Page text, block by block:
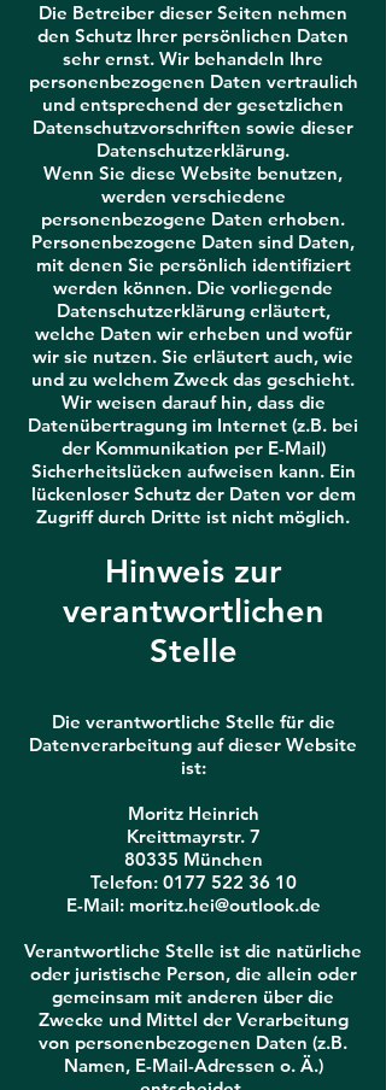
Die Betreiber dieser Seiten nehmen
den Schutz Ihrer persönlichen Daten
sehr ernst. Wir behandeln Ihre
personenbezogenen Daten vertraulich
und entsprechend der gesetzlichen
Datenschutzvorschriften sowie dieser
Datenschutzerklärung.
Wenn Sie diese Website benutzen,
werden verschiedene
personenbezogene Daten erhoben.
Personenbezogene Daten sind Daten,
mit denen Sie persönlich identifiziert
werden können. Die vorliegende
Datenschutzerklärung erläutert,
welche Daten wir erheben und wofür
wir sie nutzen. Sie erläutert auch, wie
und zu welchem Zweck das geschieht.
Wir weisen darauf hin, dass die
Datenübertragung im Internet (z.B. bei
der Kommunikation per E-Mail)
Sicherheitslücken aufweisen kann. Ein
lückenloser Schutz der Daten vor dem
Zugriff durch Dritte ist nicht möglich.
Hinweis zur
verantwortlichen
Stelle
Die verantwortliche Stelle für die
Datenverarbeitung auf dieser Website
ist:
Moritz Heinrich
Kreittmayrstr. 7
80335 München
Telefon: 0177 522 36 10
E-Mail: moritz.hei@outlook.de
Verantwortliche Stelle ist die natürliche
oder juristische Person, die allein oder
gemeinsam mit anderen über die
Zwecke und Mittel der Verarbeitung
von personenbezogenen Daten (z.B.
Namen, E-Mail-Adressen o. Ä.)